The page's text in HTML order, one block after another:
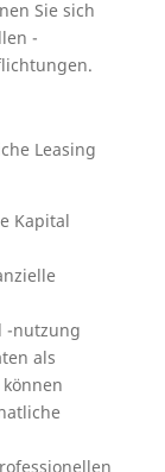
Sie sich
-
Leasing
Kapital
-nutzung
als